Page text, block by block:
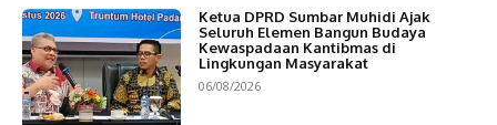
Ketua DPRD Sumbar Muhidi Ajak
Seluruh Elemen Bangun Budaya
Kewaspadaan Kantibmas di
Lingkungan Masyarakat
06/08/2026